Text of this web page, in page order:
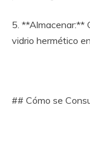
5. **Almacenar:**
vidrio hermético
## Cómo se